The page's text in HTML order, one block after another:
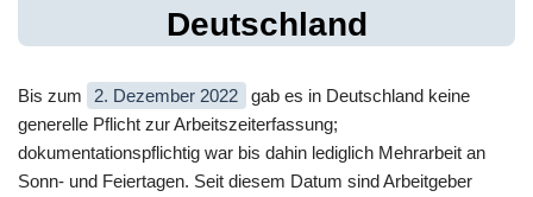
Deutschland
Bis zum 2. Dezember 2022
gab es in Deutschland keine
generelle Pflicht zur Arbeitszeiterfassung;
dokumentationspflichtig war bis dahin lediglich Mehrarbeit an
Sonn- und Feiertagen. Seit diesem Datum sind Arbeitgeber